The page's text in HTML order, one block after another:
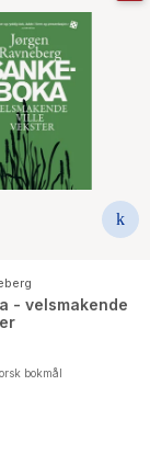
- velsmakende
bokmål